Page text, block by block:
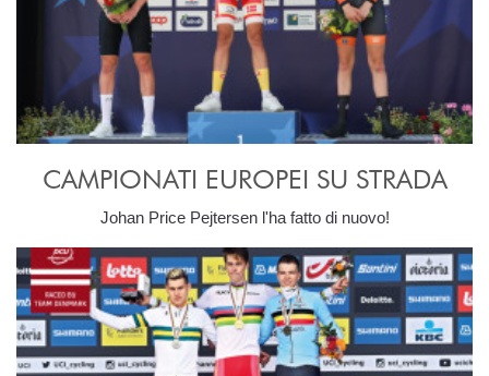
CAMPIONATI EUROPEI SU STRADA
Johan Price Pejtersen l'ha fatto di nuovo!